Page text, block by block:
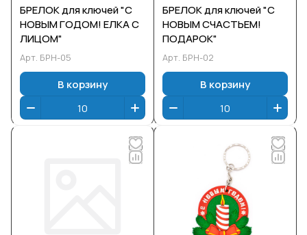
БРЕЛОК для ключей "С
НОВЫМ ГОДОМ! ЕЛКА С
ЛИЦОМ"
Арт. БРН-05
В корзину
БРЕЛОК для ключей "С
НОВЫМ СЧАСТЬЕМ!
ПОДАРОК"
Арт. БРН-02
В корзину